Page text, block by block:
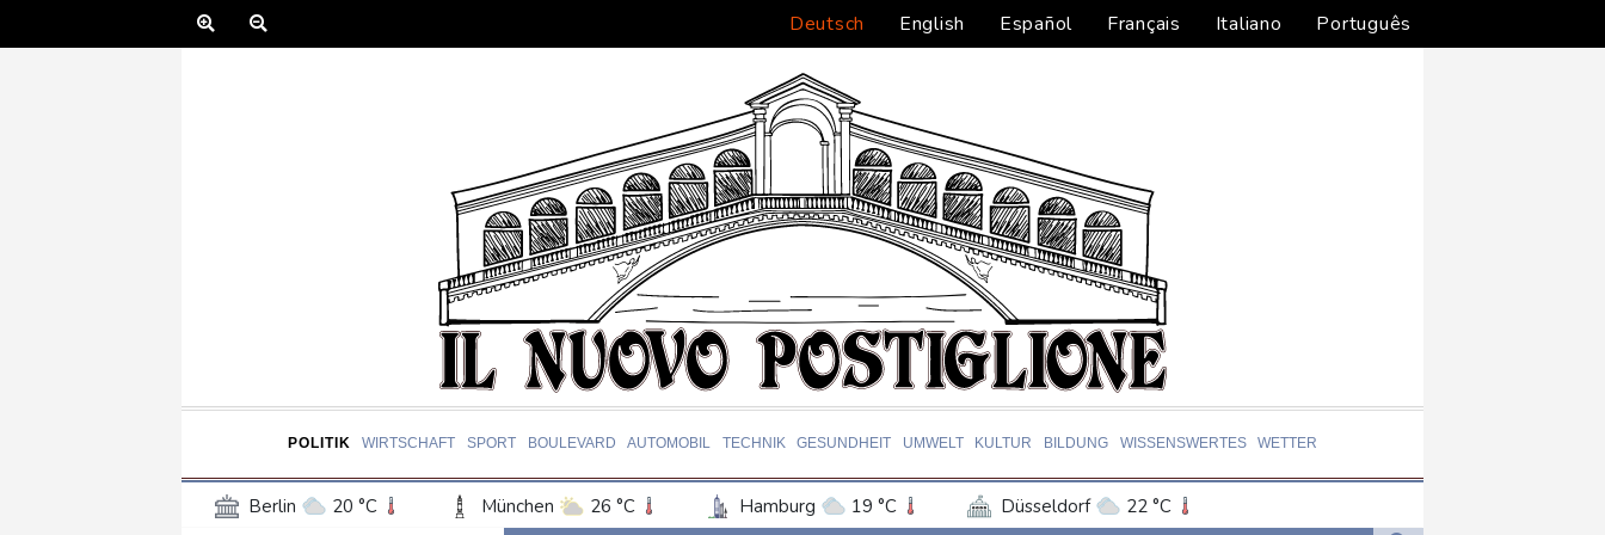
Deutsch English Español Français Italiano Português
POLITIK WIRTSCHAFT SPORT BOULEVARD AUTOMOBIL TECHNIK GESUNDHEIT UMWELT KULTUR BILDUNG WISSENSWERTES WETTER
Berlin 20 °C München 26 °C Hamburg 19 °C Düsseldorf
22 °C